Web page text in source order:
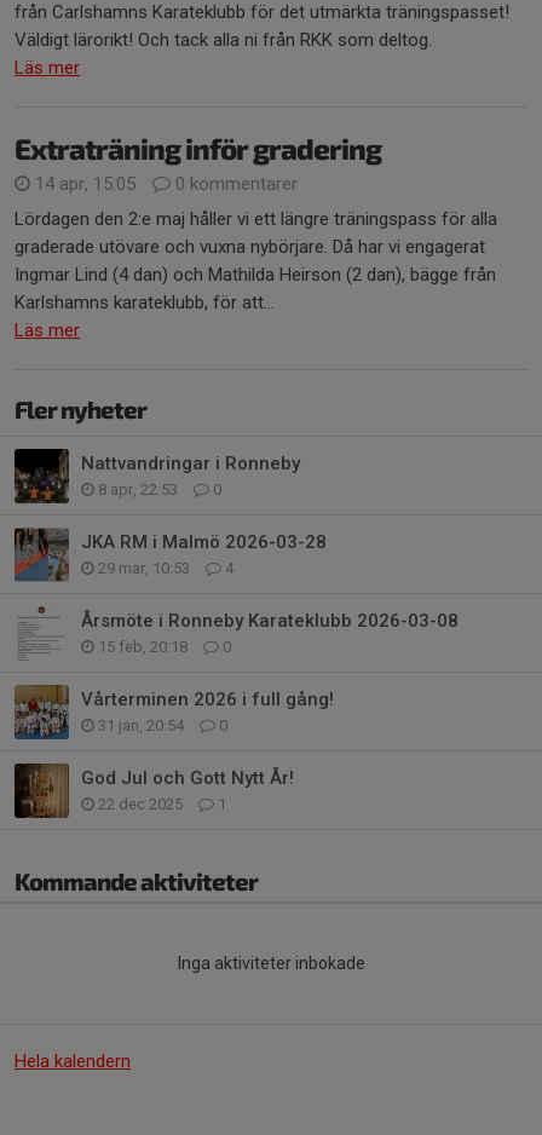
från Carlshamns Karateklubb för det utmärkta träningspasset!
Väldigt lärorikt! Och tack alla ni från RKK som deltog.
Läs mer
Extraträning inför gradering
14 apr, 15:05
0 kommentarer
Lördagen den 2:e maj håller vi ett längre träningspass för alla
graderade utövare och vuxna nybörjare. Då har vi engagerat
Ingmar Lind (4 dan) och Mathilda Heirson (2 dan), bägge från
Karlshamns karateklubb, för att...
Läs mer
Fler nyheter
Nattvandringar i Ronneby
8 apr, 22:53 0
JKA RM i Malmö 2026-03-28
29 mar, 10:53 4
Årsmöte i Ronneby Karateklubb 2026-03-08
15 feb, 20:18 0
Vårterminen 2026 i full gång!
31 jan, 20:54 0
God Jul och Gott Nytt År!
22 dec 2025 1
Kommande aktiviteter
Inga aktiviteter inbokade
Hela kalendern